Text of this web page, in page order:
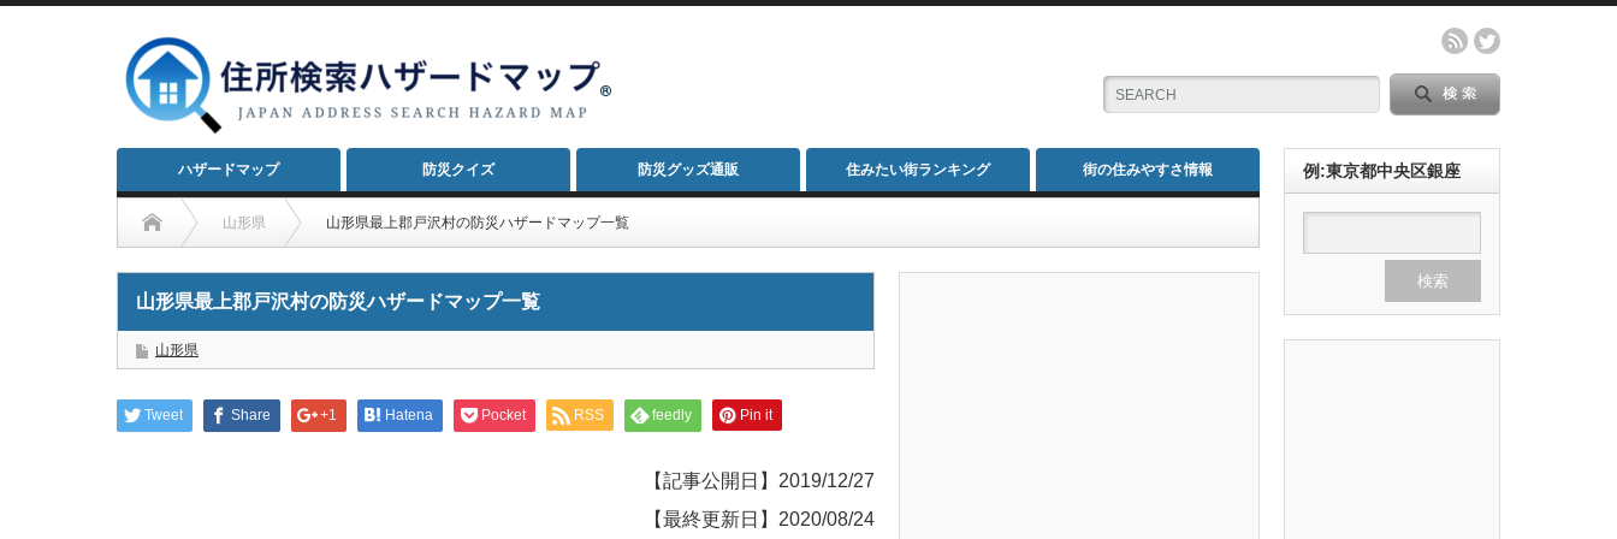
ハザードマップ 防災クイズ 防災グッズ通販 住みたい街ランキング 街の住みやすさ情報
山形県 山形県最上郡戸沢村の防災ハザードマップ一覧
山形県最上郡戸沢村の防災ハザードマップ一覧
山形県
Tweet Share +1 Hatena Pocket RSS feedly Pin it
【記事公開日】2019/12/27
【最終更新日】2020/08/24
例:東京都中央区銀座